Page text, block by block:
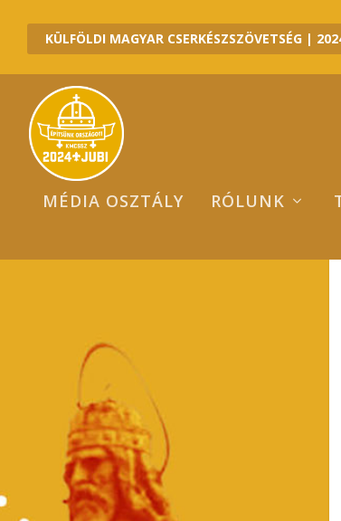
KÜLFÖLDI MAGYAR CSERKÉSZSZÖVETSÉG |
MÉDIA OSZTÁLY RÓLUNK